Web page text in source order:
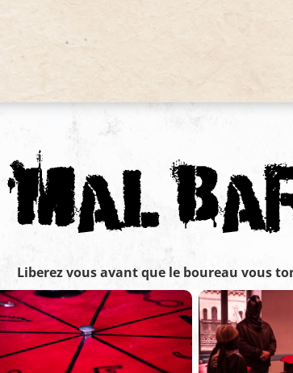
Liberez vous avant que le boureau vous